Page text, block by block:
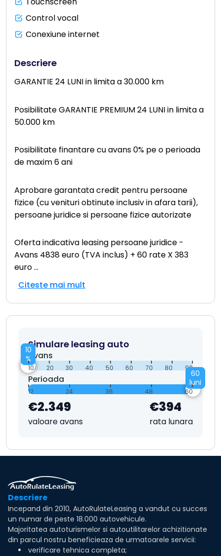
Control vocal
Conexiune internet
Descriere
GARANTIE 24 LUNI in limita a 30.000 km
Posibilitate GARANTIE PREMIUM 24 LUNI in limita a
50.000 km
Posibilitate finantare cu avans 0% pe o perioada
de maxim 6 ani
Aprobare garantata credit pentru persoane
fizice (cu venituri obtinute inclusiv in afara tarii),
persoane juridice si persoane fizice autorizate
Oferta indicativa leasing persoane juridice -
Avans 4838 euro (TVA inclus) + 60 rate X 383
euro...
Citeste mai mult
Simulare leasing auto
Avans
10
%
10 20 30 40 50 60 70 80 90
Perioada
60
luni
12 24 36 48 60
€2.349
valoare avans
€394
rata lunara
Descriere
Incepand din 2010, AutoRulateLeasing a vandut cu succes
un numar de peste 18.000 autovehicule.
Majoritatea autoturismelor si autoutilitarelor achizitionate
din parcul nostru beneficieaza de urmatoarele servicii:
verificare tehnica completa;